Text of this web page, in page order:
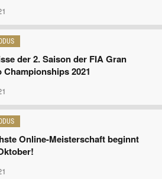
der 2. Saison der FIA Gran
Championships 2021
Online-Meisterschaft beginnt